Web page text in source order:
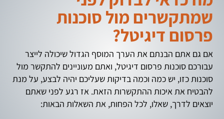
שמתקשרים מול סוכנות
פרסום דיגיטל?
אם גם אתם הבנתם את הערך המוסף הגדול שיכולה לייצר
עבורכם סוכנות פרסום דיגיטל, ואתם מעוניינים להתקשר מול
סוכנות כזו, יש כמה וכמה בדיקות שעליכם יהיה לבצע, על מנת
להבטיח את איכות ההתקשרות הזאת. אז רגע לפני שאתם
יוצאים לדרך, שאלו, לכל הפחות, את השאלות הבאות: